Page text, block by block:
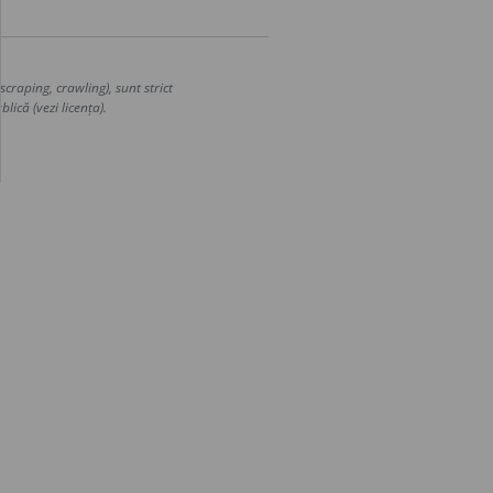
crawling), sunt strict
(vezi licența).